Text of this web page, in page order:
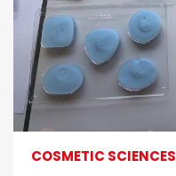
COSMETIC SCIENCES